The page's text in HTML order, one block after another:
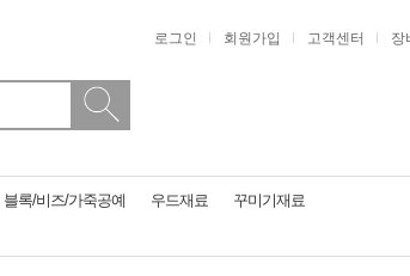
로그인 회원가입 고객센터 장
블록/비즈/가죽공예 우드재료
꾸미기재료